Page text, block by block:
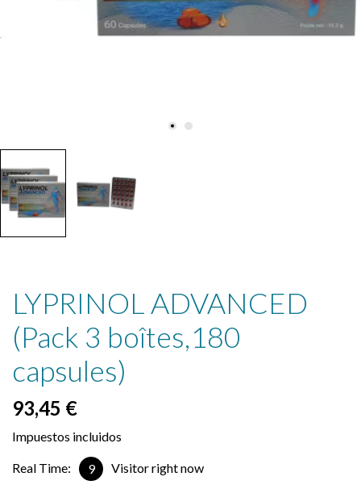
LYPRINOL ADVANCED
(Pack 3 boîtes,180
capsules)
93,45 €
Impuestos incluidos
Real Time: 9 Visitor right now